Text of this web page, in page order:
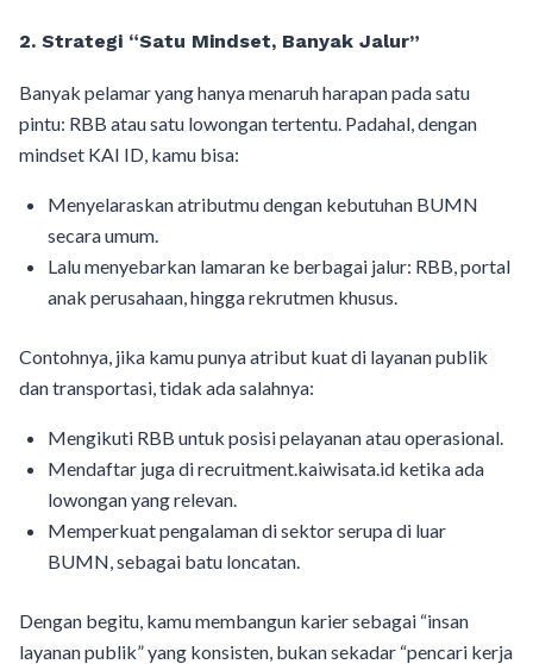
2. Strategi “Satu Mindset, Banyak Jalur”
Banyak pelamar yang hanya menaruh harapan pada satu
pintu: RBB atau satu lowongan tertentu. Padahal, dengan
mindset KAI ID, kamu bisa:
Menyelaraskan atributmu dengan kebutuhan BUMN
secara umum.
Lalu menyebarkan lamaran ke berbagai jalur: RBB, portal
anak perusahaan, hingga rekrutmen khusus.
Contohnya, jika kamu punya atribut kuat di layanan publik
dan transportasi, tidak ada salahnya:
Mengikuti RBB untuk posisi pelayanan atau operasional.
Mendaftar juga di recruitment.kaiwisata.id ketika ada
lowongan yang relevan.
Memperkuat pengalaman di sektor serupa di luar
BUMN, sebagai batu loncatan.
Dengan begitu, kamu membangun karier sebagai “insan
layanan publik” yang konsisten, bukan sekadar “pencari kerja